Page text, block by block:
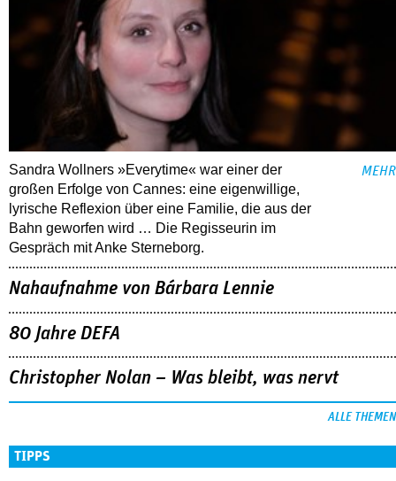
Sandra Wollners »Everytime« war einer der
großen Erfolge von Cannes: eine eigenwillige,
lyrische Reflexion über eine ­Familie, die aus der
Bahn geworfen wird … Die Regisseurin im
Gespräch mit Anke Sterneborg.
MEHR
Nahaufnahme von Bárbara Lennie
80 Jahre DEFA
Christopher Nolan – Was bleibt, was nervt
ALLE THEMEN
TIPPS